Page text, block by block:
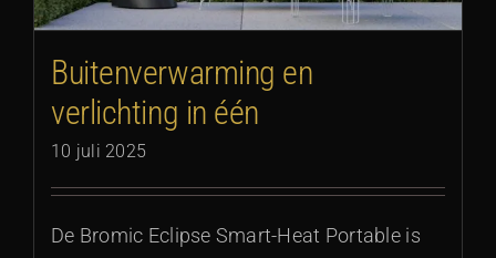
Buitenverwarming en
verlichting in één
10 juli 2025
De Bromic Eclipse Smart-Heat Portable is